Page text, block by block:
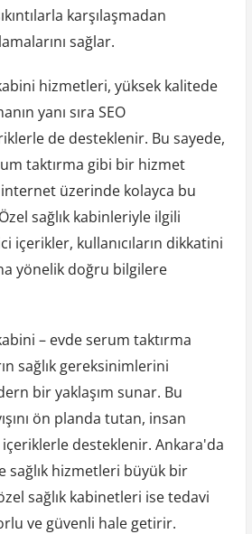
karşılaşmadan
sağlar.
hizmetleri, yüksek kalitede
yanı sıra SEO
de desteklenir. Bu sayede,
taktırma gibi bir hizmet
internet üzerinde kolayca bu
sağlık kabinleriyle ilgili
içerikler, kullanıcıların dikkatini
yönelik doğru bilgilere
– evde serum taktırma
sağlık gereksinimlerini
bir yaklaşım sunar. Bu
ön planda tutan, insan
içeriklerle desteklenir. Ankara'da
sağlık hizmetleri büyük bir
sağlık kabinetleri ise tedavi
ve güvenli hale getirir.